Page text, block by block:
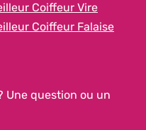
Coiffeur Vire
Coiffeur Falaise
Une question ou un